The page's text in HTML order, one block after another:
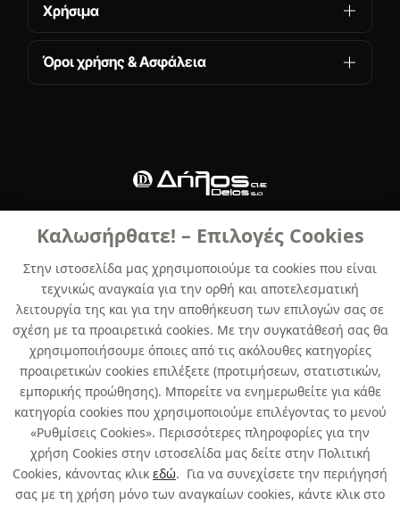
Καλωσήρθατε! – Επιλογές Cookies
Στην ιστοσελίδα μας χρησιμοποιούμε τα cookies που είναι
τεχνικώς αναγκαία για την ορθή και αποτελεσματική
λειτουργία της και για την αποθήκευση των επιλογών σας σε
σχέση με τα προαιρετικά cookies. Με την συγκατάθεσή σας θα
χρησιμοποιήσουμε όποιες από τις ακόλουθες κατηγορίες
προαιρετικών cookies επιλέξετε (προτιμήσεων, στατιστικών,
εμπορικής προώθησης). Μπορείτε να ενημερωθείτε για κάθε
κατηγορία cookies που χρησιμοποιούμε επιλέγοντας το μενού
«Ρυθμίσεις Cookies». Περισσότερες πληροφορίες για την
χρήση Cookies στην ιστοσελίδα μας δείτε στην Πολιτική
Cookies, κάνοντας κλικ εδώ. Για να συνεχίσετε την περιήγησή
σας με τη χρήση μόνο των αναγκαίων cookies, κάντε κλικ στο
Χρήσιμα
Όροι χρήσης & Ασφάλεια
Copyright © Δήλος 2016-
. All rights reserved